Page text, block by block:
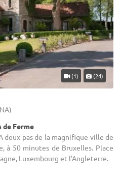
(1) (24)
de Ferme
deux pas de la magnifique ville de
à 50 minutes de Bruxelles. Place
Luxembourg et l'Angleterre.